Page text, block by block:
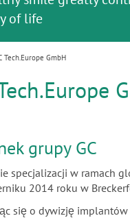
of life
Tech.Europe GmbH
grupy GC
specjalizacji w ramach
2014 roku w
się o dywizję implantów